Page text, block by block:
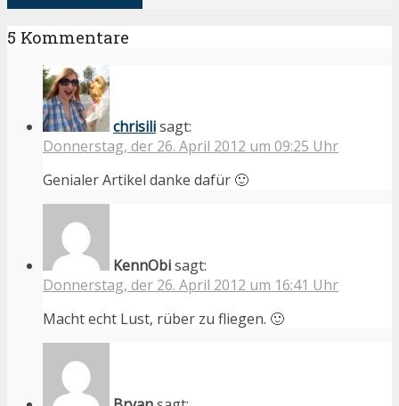
5 Kommentare
chrisilisagt:
Donnerstag, der 26. April 2012 um 09:25 Uhr
Genialer Artikel danke dafür 🙂
KennObisagt:
Donnerstag, der 26. April 2012 um 16:41 Uhr
Macht echt Lust, rüber zu fliegen. 🙂